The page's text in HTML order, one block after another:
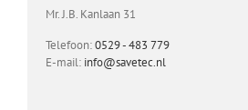
Mr. J.B. Kanlaan 31
Telefoon:0529 - 483 779
E-mail: info@savetec.nl